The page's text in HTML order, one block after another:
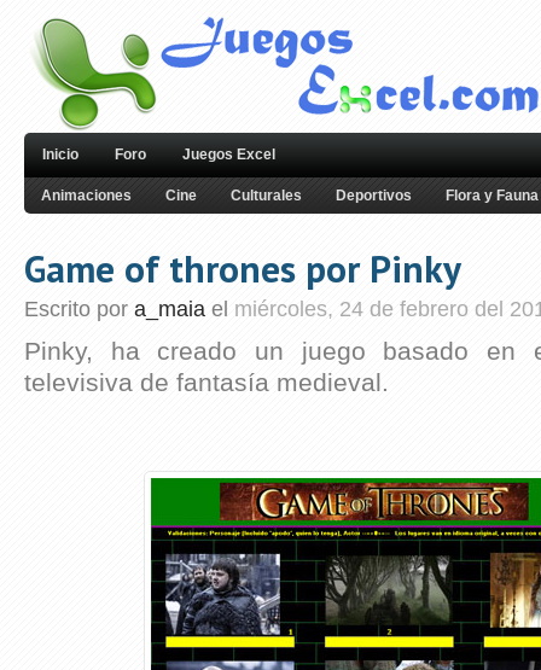
Inicio Foro Juegos Excel
Animaciones Cine Culturales Deportivos Flora y Fauna
Game of thrones por Pinky
Escrito por a_maia el miércoles, 24 de febrero del
Pinky, ha creado un juego basado en
televisiva de fantasía medieval.